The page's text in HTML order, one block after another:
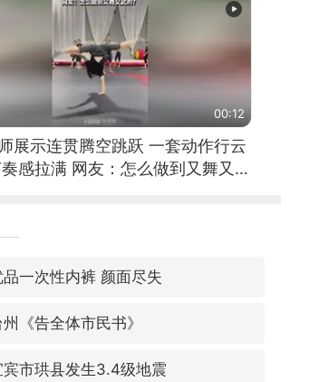
00:12
展示连贯腾空跳跃 一套动作行云
感拉满 网友：怎么做到又舞又武
一次性内裤 颜面尽失
《告全体市民书》
宾市珙县发生3.4级地震